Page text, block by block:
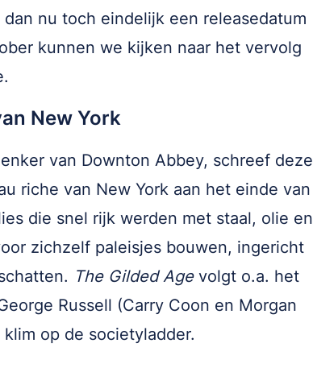
nu toch eindelijk een releasedatum
kunnen we kijken naar het vervolg
New York
van Downton Abbey, schreef deze
riche van New York aan het einde van
die snel rijk werden met staal, olie en
zichzelf paleisjes bouwen, ingericht
The Gilded Agevolgt o.a. het
Russell (Carry Coon en Morgan
op de societyladder.